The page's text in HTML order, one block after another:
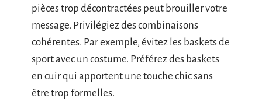
pièces trop décontractées peut brouiller votre
message. Privilégiez des combinaisons
cohérentes. Par exemple, évitez les baskets de
sport avec un costume. Préférez des baskets
en cuir qui apportent une touche chic sans
être trop formelles.